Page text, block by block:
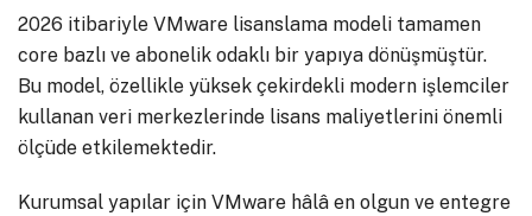
2026 itibariyle VMware lisanslama modeli tamamen
core bazlı ve abonelik odaklı bir yapıya dönüşmüştür.
Bu model, özellikle yüksek çekirdekli modern işlemciler
kullanan veri merkezlerinde lisans maliyetlerini önemli
ölçüde etkilemektedir.
Kurumsal yapılar için VMware hâlâ en olgun ve entegre